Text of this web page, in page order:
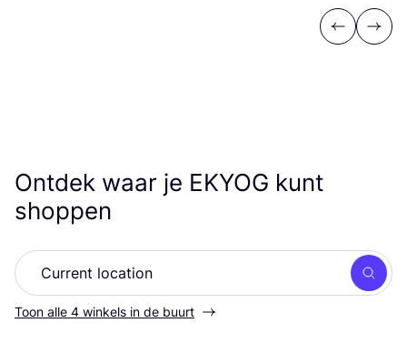
Previous
Next
Ontdek waar je EKYOG kunt
shoppen
Zoek
Toon alle 4 winkels in de buurt